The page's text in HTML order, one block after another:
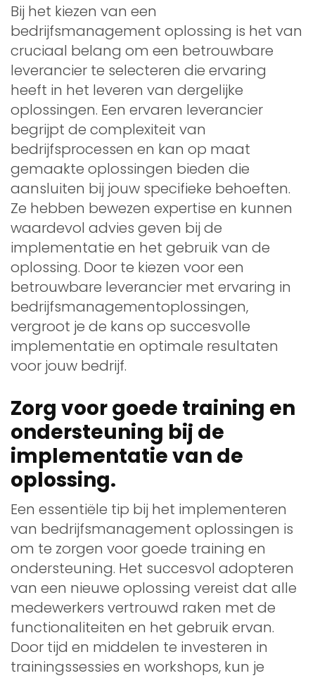
Bij het kiezen van een
bedrijfsmanagement oplossing is het van
cruciaal belang om een betrouwbare
leverancier te selecteren die ervaring
heeft in het leveren van dergelijke
oplossingen. Een ervaren leverancier
begrijpt de complexiteit van
bedrijfsprocessen en kan op maat
gemaakte oplossingen bieden die
aansluiten bij jouw specifieke behoeften.
Ze hebben bewezen expertise en kunnen
waardevol advies geven bij de
implementatie en het gebruik van de
oplossing. Door te kiezen voor een
betrouwbare leverancier met ervaring in
bedrijfsmanagementoplossingen,
vergroot je de kans op succesvolle
implementatie en optimale resultaten
voor jouw bedrijf.
Zorg voor goede training en
ondersteuning bij de
implementatie van de
oplossing.
Een essentiële tip bij het implementeren
van bedrijfsmanagement oplossingen is
om te zorgen voor goede training en
ondersteuning. Het succesvol adopteren
van een nieuwe oplossing vereist dat alle
medewerkers vertrouwd raken met de
functionaliteiten en het gebruik ervan.
Door tijd en middelen te investeren in
trainingssessies en workshops, kun je